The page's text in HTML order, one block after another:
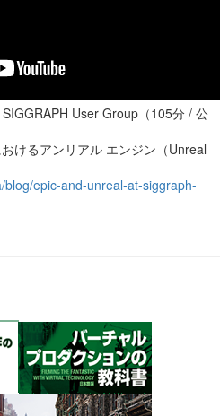
User Group（105分 / 公
けるアンリアル エンジン（Unreal
epic-and-unreal-at-siggraph-